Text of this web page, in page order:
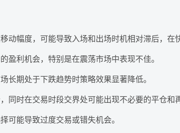
幅度，可能导致入场和出场时机相对滞后，在
盈利机会，特别是在震荡市场中表现不佳。
长期处于下跌趋势时策略效果显著降低。
时在交易时段交界处可能出现不必要的平仓和
可能导致过度交易或错失机会。